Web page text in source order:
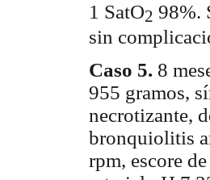
1 SatO2 98%.
sin
Caso 5. 8
955 gramos,
necrotizante,
bronquiolitis
rpm, escore